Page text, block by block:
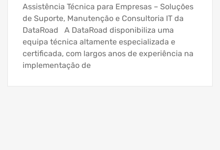
Assistência Técnica para Empresas – Soluções
de Suporte, Manutenção e Consultoria IT da
DataRoad A DataRoad disponibiliza uma
equipa técnica altamente especializada e
certificada, com largos anos de experiência na
implementação de